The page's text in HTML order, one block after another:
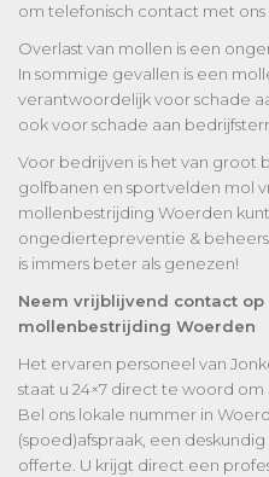
om telefonisch contact met
Overlast van mollen is een
In sommige gevallen is een
verantwoordelijk voor schade
ook voor schade aan
Voor bedrijven is het van groot
golfbanen en sportvelden mol
mollenbestrijding Woerden
ongediertepreventie &
is immers beter als genezen!
Neem vrijblijvend contact op
mollenbestrijding Woerden
Het ervaren personeel van
staat u 24×7 direct te woord
Bel ons lokale nummer in
(spoed)afspraak, een
offerte. U krijgt direct een